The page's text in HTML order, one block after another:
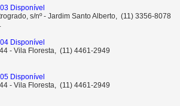
Disponível
s/nº - Jardim Santo Alberto, (11) 3356-8078
Disponível
- Vila Floresta, (11) 4461-2949
Disponível
- Vila Floresta, (11) 4461-2949